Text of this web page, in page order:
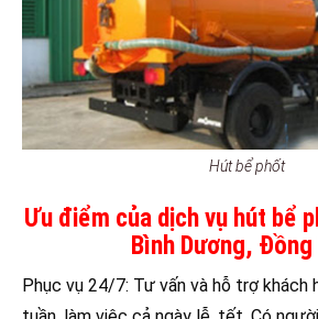
Hút bể phốt
Ưu điểm của dịch vụ hút bể
Bình Dương, Đồng
Phục vụ 24/7: Tư vấn và hỗ trợ khách